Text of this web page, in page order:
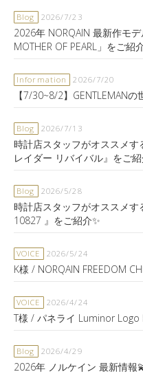
Blog 2026/7/23
2026年 NORQAIN 最新作モデ
MOTHER OF PEARL」をご紹
Information 2026/7/20
【7/30~8/2】GENTLEMAN
Blog 2026/7/13
時計店スタッフがオススメ
レイダー リバイバル』をご紹
Blog 2026/5/28
時計店スタッフがオススメす
10827 』をご紹介✨
VOICE 2026/5/24
K様 / NORQAIN FREEDOM
VOICE 2026/4/24
T様 / パネライ Luminor Logo
Blog 2026/4/29
2026年 ノルケイン 最新情報